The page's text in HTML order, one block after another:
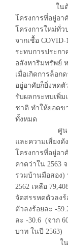
ในด้านตลา
โครงการที่อยู่อ
โครงการใหม่ทั่ว
จากเชื้อ
ระทบการประกา
อสังหาริมทรัพย์
เมื่อเกิดการล็อก
อยู่อาศัยก็ยิ่งหด
รับผลกระทบเพิ่ม
ชาติ ทำให้ยอดข
ทั้งหมด
ศูนย์ข้อมูลอ
และความเสี่ยง
โครงการที่อยู่อ
คาดว่าใน 2563
รวมบ้านมือสอง)
2562 เหลือ
จัดสรรหดตัวลง
ตัวลงร้อยละ -
ละ -30.6 (จาก
บาท ในปี 2563)
ในปี 2564